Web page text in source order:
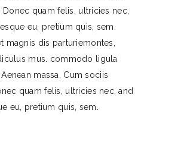
quam felis, ultricies nec,
eu, pretium quis, sem.
magnis dis parturiemontes,
mus. commodo ligula
massa. Cum sociis
quam felis, ultricies nec, and
eu, pretium quis, sem.